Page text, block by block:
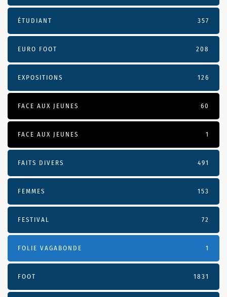
ÉTUDIANT 357
EURO FOOT 208
EXPOSITIONS 126
FACE AUX JEUNES 60
FACE AUX JEUNES 1
FAITS DIVERS 491
FEMMES 153
FESTIVAL 72
FOLIE VAGABONDE 1
FOOT 1831